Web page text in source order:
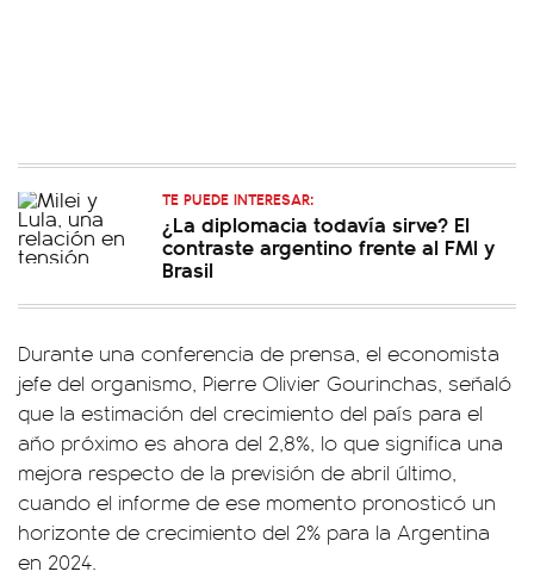
TE PUEDE INTERESAR:
¿La diplomacia todavía sirve? El
contraste argentino frente al FMI y
Brasil
Durante una conferencia de prensa, el economista
jefe del organismo, Pierre Olivier Gourinchas, señaló
que la estimación del crecimiento del país para el
año próximo es ahora del 2,8%, lo que significa una
mejora respecto de la previsión de abril último,
cuando el informe de ese momento pronosticó un
horizonte de crecimiento del 2% para la Argentina
en 2024.